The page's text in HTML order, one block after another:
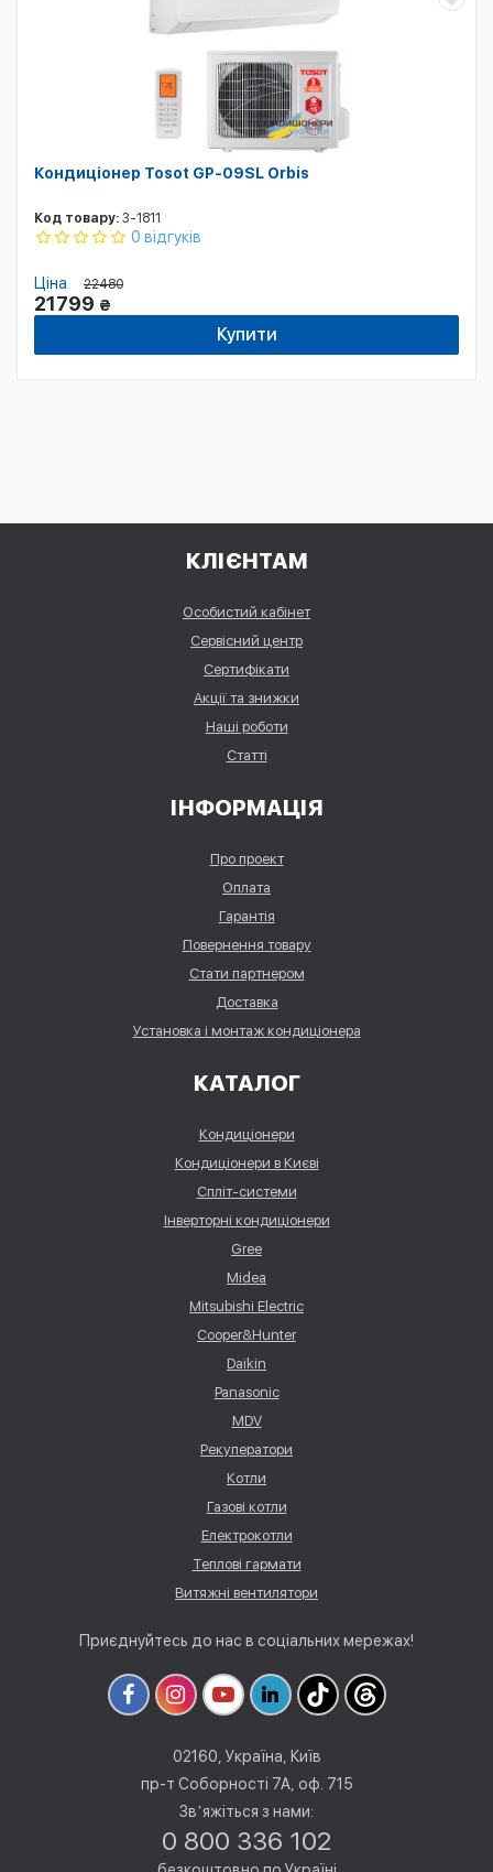
Кондиціонер Tosot GP-09SL Orbis
Код товару: 3-1811
0 відгуків
Ціна 22480
21799 ₴
Купити
КЛІЄНТАМ
Особистий кабінет
Сервісний центр
Сертифікати
Акції та знижки
Наші роботи
Статті
ІНФОРМАЦІЯ
Про проект
Оплата
Гарантія
Повернення товару
Стати партнером
Доставка
Установка і монтаж кондиціонера
КАТАЛОГ
Кондиціонери
Кондиціонери в Києві
Спліт-системи
Інверторні кондиціонери
Gree
Midea
Mitsubishi Electric
Cooper&Hunter
Daikin
Panasonic
MDV
Рекуператори
Котли
Газові котли
Електрокотли
Теплові гармати
Витяжні вентилятори
Приєднуйтесь до нас в соціальних мережах!
02160, Україна, Київ
пр-т Соборності 7А, оф. 715
Звʼяжіться з нами:
0 800 336 102